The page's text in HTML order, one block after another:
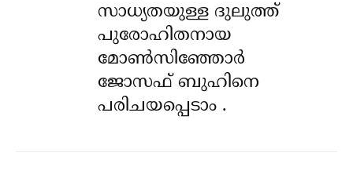
സാധ്യതയുള്ള ദുലുത്ത്
പുരോഹിതനായ
മോൺസിഞ്ഞോർ
ജോസഫ് ബുഹിനെ
പരിചയപ്പെടാം .